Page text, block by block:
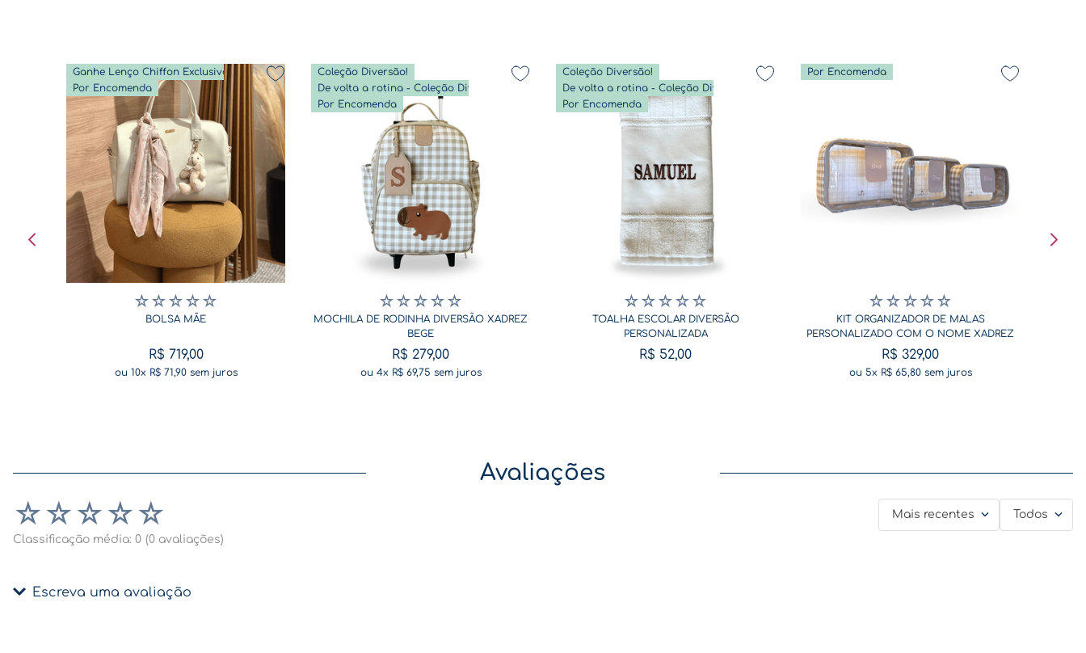
Ganhe Lenço Chiffon Exclusivo
Por Encomenda
☆☆☆☆☆
BOLSA MÃE
R$ 719,00
ou 10x R$ 71,90sem juros
Coleção Diversão!
Por Encomenda
☆☆☆☆☆
MOCHILA DE RODINHA DIVERSÃO XADREZ
BEGE
R$ 279,00
ou 4x R$ 69,75 sem juros
Coleção Diversão!
Por Encomenda
☆☆☆☆☆
TOALHA ESCOLAR DIVERSÃO
PERSONALIZADA
R$ 52,00
Por Encomenda
☆☆☆☆☆
KIT ORGANIZADOR DE MALAS
PERSONALIZADO COM O NOME XADREZ
BEGE
R$ 329,00
ou 5x R$ 65,80sem juros
Avaliações
☆ ☆ ☆ ☆ ☆
Classificação média: 0 (0 avaliações)
Escreva uma avaliação
Mais recentes Todos